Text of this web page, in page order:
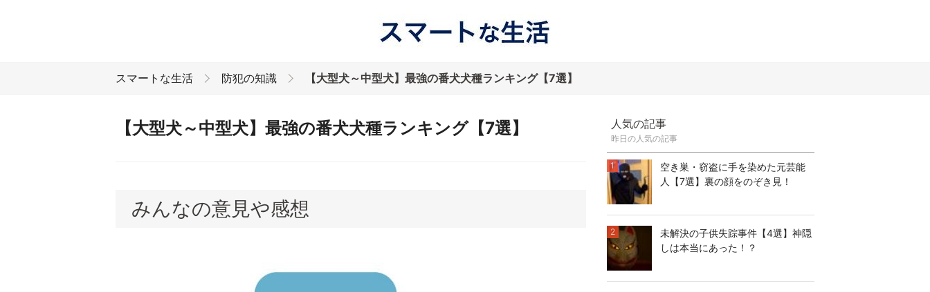
スマートな生活 防犯の知識 【大型犬～中型犬】最強の番犬犬種ランキング【7選】
【大型犬～中型犬】最強の番犬犬種ランキング【7選】
みんなの意見や感想
人気の記事
昨日の人気の記事
空き巣・窃盗に手を染めた元芸能
人【7選】裏の顔をのぞき見！
1
未解決の子供失踪事件【4選】神隠
しは本当にあった！？
2